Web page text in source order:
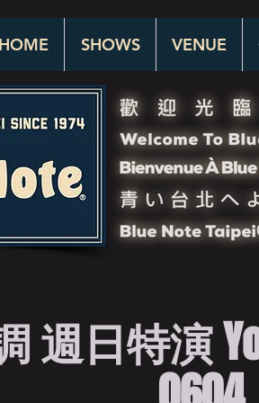
SHOWS VENUE
週日特演